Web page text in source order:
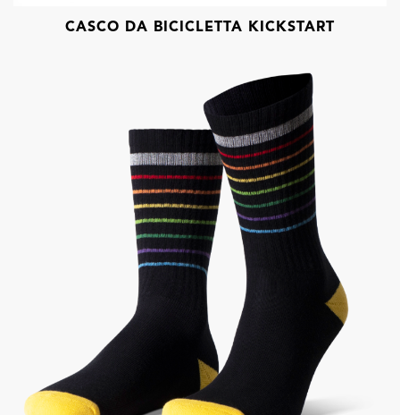
CASCO DA BICICLETTA KICKSTART